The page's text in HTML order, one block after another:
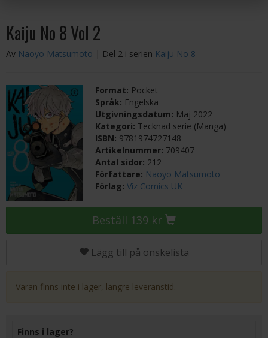
Kaiju No 8 Vol 2
Av Naoyo Matsumoto | Del 2 i serien Kaiju No 8
Format: Pocket
Språk: Engelska
Utgivningsdatum: Maj 2022
Kategori: Tecknad serie (Manga)
ISBN: 9781974727148
Artikelnummer: 709407
Antal sidor: 212
Författare: Naoyo Matsumoto
Förlag:Viz Comics UK
Beställ 139 kr
Lägg till på önskelista
Varan finns inte i lager, längre leveranstid.
Finns i lager?